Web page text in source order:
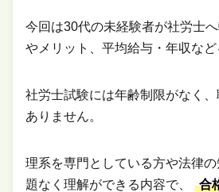
今回は30代の未経験者が社労士
やメリット、平均給与・年収など
社労士試験には年齢制限がなく
ありません。
理系を専門としている方や法律
題なく理解ができる内容で、
合